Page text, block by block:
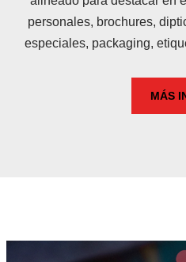
personales, brochures,
especiales, packaging,
MÁS